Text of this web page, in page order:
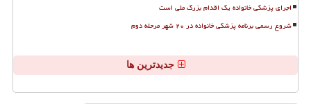
اجرای پزشکی خانواده یک اقدام بزرگ ملی است
شروع رسمی برنامه پزشکی خانواده در ۲۰ شهر مرحله دوم
جدیدترین ها